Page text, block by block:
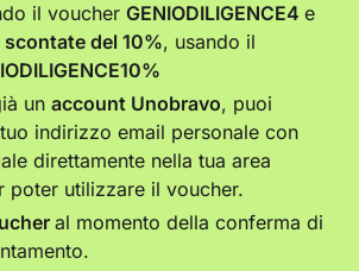
il voucherGENIODILIGENCE4e
scontate del 10%, usando il
unaccount Unobravo, puoi
indirizzo email personale con
direttamente nella tua area
poter utilizzare il voucher.
al momento della conferma di